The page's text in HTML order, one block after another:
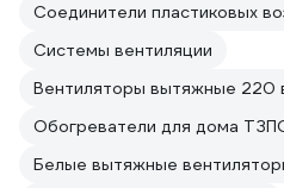
Соединители пластиковых
Системы вентиляции
Вентиляторы вытяжные 220
Обогреватели для дома
Белые вытяжные